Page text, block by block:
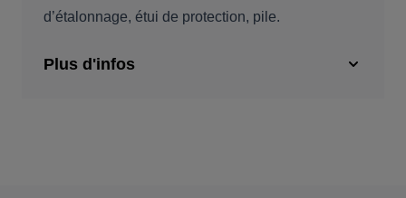
d’étalonnage, étui de protection, pile.
Plus d'infos